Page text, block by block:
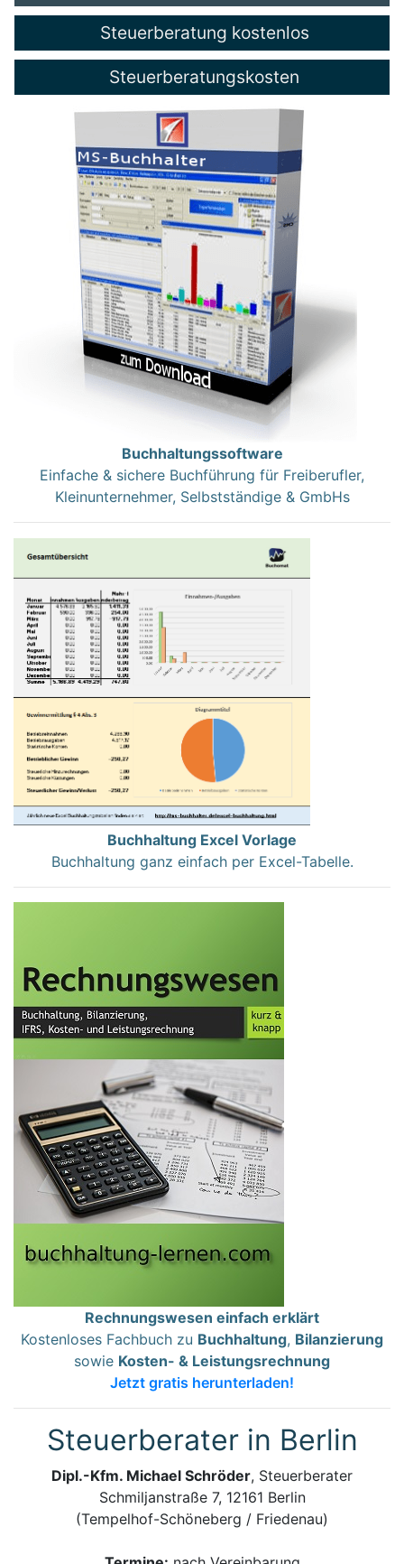
Steuerberatung kostenlos
Steuerberatungskosten
Buchhaltungssoftware
Einfache & sichere Buchführung für Freiberufler,
Kleinunternehmer, Selbstständige & GmbHs
Buchhaltung Excel Vorlage
Buchhaltung ganz einfach per Excel-Tabelle.
Rechnungswesen einfach erklärt
Kostenloses Fachbuch zu Buchhaltung, Bilanzierung
sowie Kosten- & Leistungsrechnung
Jetzt gratis herunterladen!
Steuerberater in Berlin
Dipl.-Kfm. Michael Schröder, Steuerberater
Schmiljanstraße 7, 12161 Berlin
(Tempelhof-Schöneberg / Friedenau)